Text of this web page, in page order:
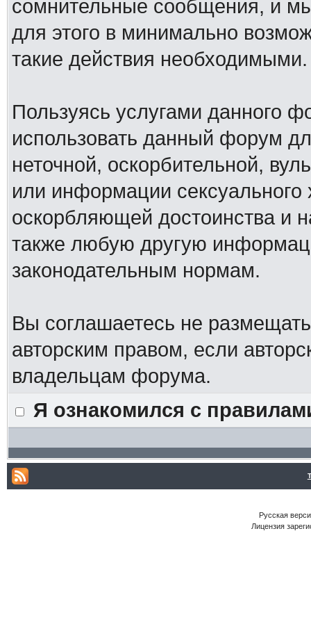
сомнительные сообщения, и
для этого в минимально
такие действия необходимыми.
Пользуясь услугами данного
использовать данный форум
неточной, оскорбительной,
или информации
оскорбляющей достоинства и
также любую другую
законодательным нормам.
Вы соглашаетесь не
авторским правом, если
владельцам форума.
Я ознакомился с
Русская
Лицензия